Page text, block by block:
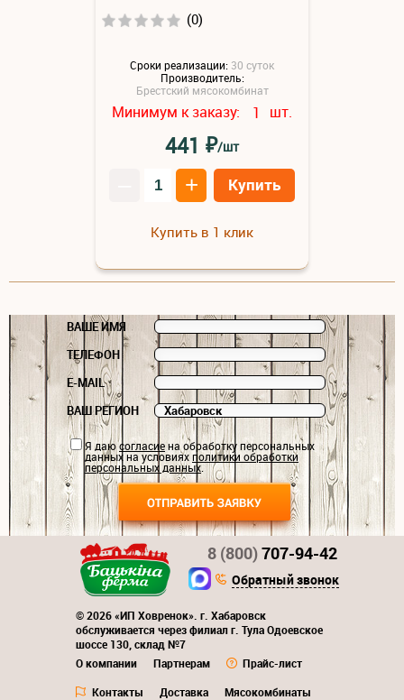
(0)
Сроки реализации: 30 суток
Производитель:
Брестский мясокомбинат
Минимум к заказу: 1 шт.
441 ₽/шт
+ Купить
Купить в 1 клик
ВАШЕ ИМЯ
ТЕЛЕФОН
E-MAIL
ВАШ РЕГИОН
Я даюсогласиена обработку персональных
данных на условияхполитики обработки
персональных данных.
© 2026 «ИП Ховренок». г. Хабаровск
обслуживается через филиал г. Тула Одоевское
шоссе 130, склад №7
О компании
Партнерам
Прайс-лист
Контакты
Доставка
Мясокомбинаты
8 (800)707-94-42
Обратный звонок